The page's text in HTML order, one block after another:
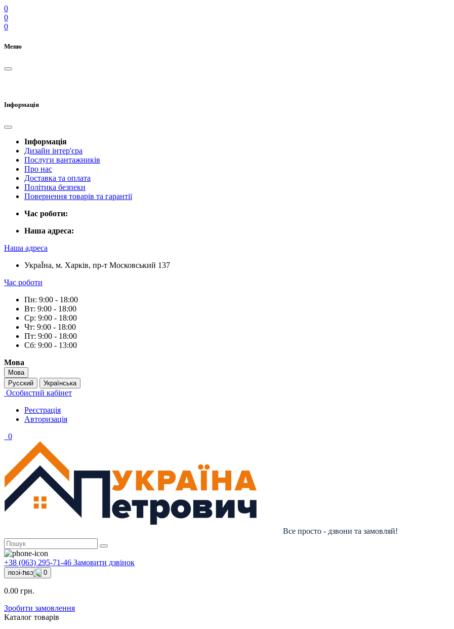
0
0
0
Меню
Інформація
Інформація
Дизайн інтер'єра
Послуги вантажників
Про нас
Доставка та оплата
Політика безпеки
Повернення товарів та гарантії
Час роботи:
Наша адреса:
Наша адреса
УкраЇна, м. Харків, пр-т Московський 137
Час роботи
Пн: 9:00 - 18:00
Вт: 9:00 - 18:00
Ср: 9:00 - 18:00
Чт: 9:00 - 18:00
Пт: 9:00 - 18:00
Сб: 9:00 - 13:00
Мова
Мова
Русский
Українська
Особистий кабінет
Реєстрація
Авторизація
0
Все просто - дзвони та замовляй!
+38 (063) 295-71-46 Замовити дзвінок
0
0.00 грн.
Зробити замовлення
Каталог товарів